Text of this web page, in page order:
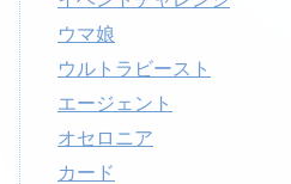
ウマ娘
ウルトラビースト
エージェント
オセロニア
カード